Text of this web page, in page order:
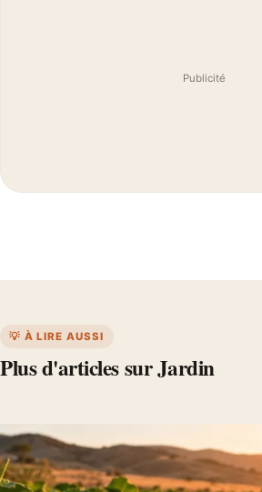
Publicité
💡 À LIRE AUSSI
Plus d'articles sur Jardin